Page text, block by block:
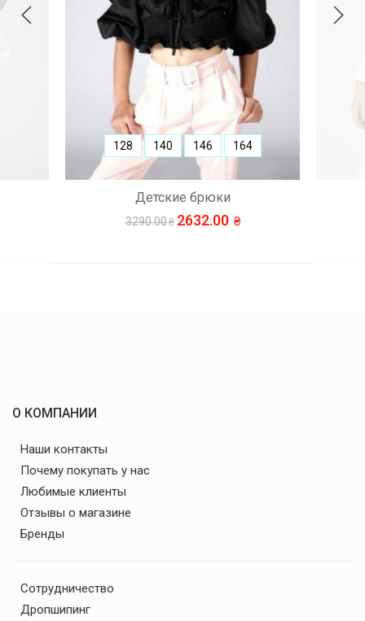
Детские брюки
3290.00 2632.00
128 140 146 164
О КОМПАНИИ
Наши контакты
Почему покупать у нас
Любимые клиенты
Отзывы о магазине
Бренды
Сотрудничество
Дропшипинг